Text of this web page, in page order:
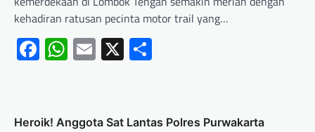
kehadiran ratusan pecinta motor trail yang…
Facebook
WhatsApp
Email
X
Heroik! Anggota Sat Lantas Polres Purwakarta